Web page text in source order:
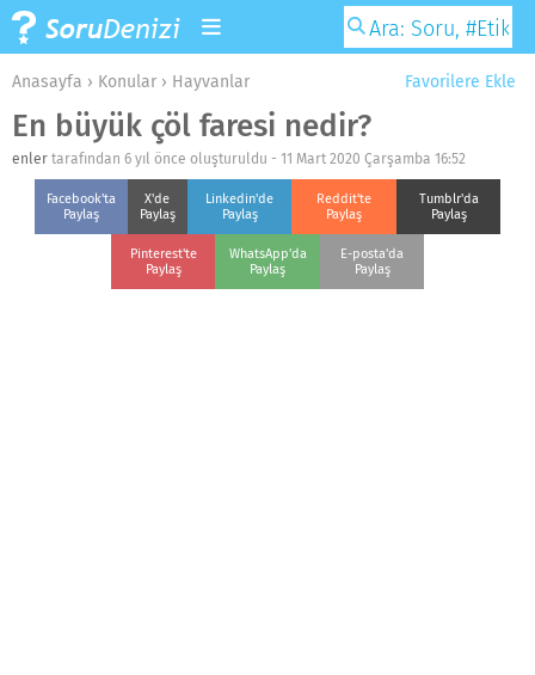
Favorilere Ekle
Anasayfa › Konular › Hayvanlar
En büyük çöl faresi nedir?
enler tarafından 6 yıl önce oluşturuldu - 11 Mart 2020 Çarşamba 16:52
Facebook'ta
Paylaş
X'de
Paylaş
Linkedin'de
Paylaş
Reddit'te
Paylaş
Tumblr'da
Paylaş
Pinterest'te
Paylaş
WhatsApp'da
Paylaş
E-posta'da
Paylaş